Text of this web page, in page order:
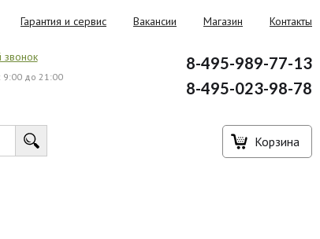
Гарантия и сервис Вакансии Магазин Контакты
9:00 до 21:00
8-495-989-77-13
8-495-023-98-78
Корзина